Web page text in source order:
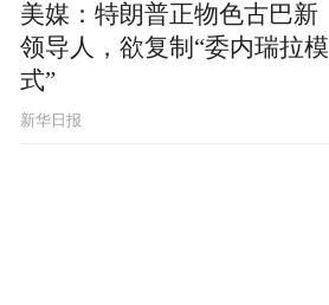
美媒：特朗普正物色古巴新
领导人，欲复制“委内瑞拉模
式”
新华日报